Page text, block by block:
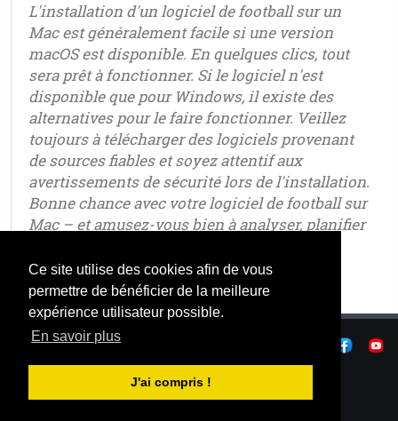
Ce site utilise des cookies afin de vous
permettre de bénéficier de la meilleure
expérience utilisateur possible.
En savoir plus
J'ai compris !
L'installation d'un logiciel de football sur un
Mac est généralement facile si une version
macOS est disponible. En quelques clics, tout
sera prêt à fonctionner. Si le logiciel n'est
disponible que pour Windows, il existe des
alternatives pour le faire fonctionner. Veillez
toujours à télécharger des logiciels provenant
de sources fiables et soyez attentif aux
avertissements de sécurité lors de l'installation.
Bonne chance avec votre logiciel de football sur
Mac – et amusez-vous bien à analyser, planifier
|Confidentialité
|© OSTJE 2026